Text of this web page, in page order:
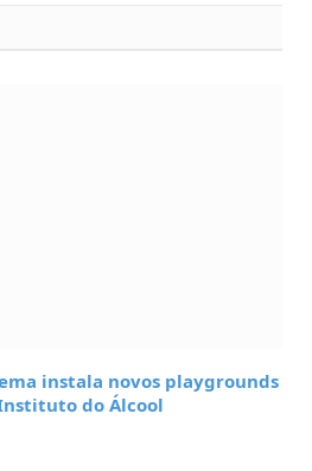
instala novos playgrounds
do Álcool